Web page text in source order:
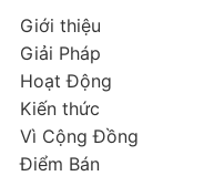
Giới thiệu
Giải Pháp
Hoạt Động
Kiến thức
Vì Cộng Đồng
Điểm Bán